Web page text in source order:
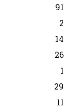
91
2
14
26
1
29
11